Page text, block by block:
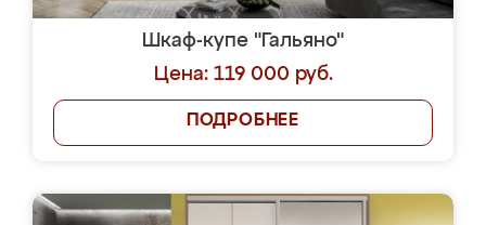
Шкаф-купе "Гальяно"
Цена: 119 000 руб.
ПОДРОБНЕЕ